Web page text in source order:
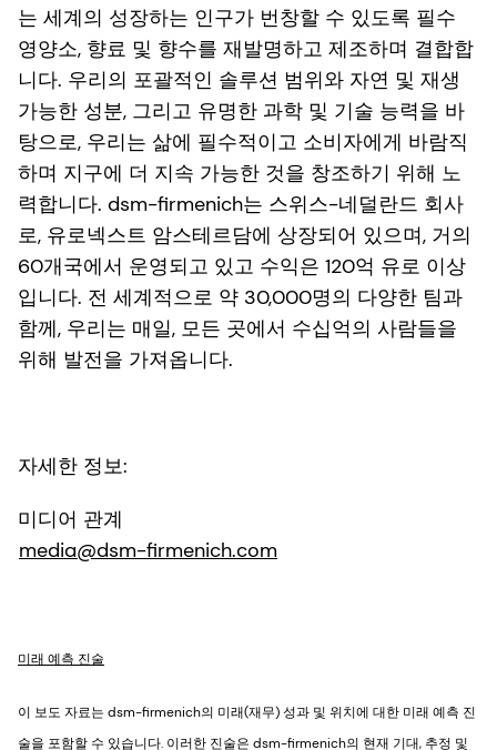
는 세계의 성장하는 인구가 번창할 수 있도록 필수
영양소, 향료 및 향수를 재발명하고 제조하며 결합합
니다. 우리의 포괄적인 솔루션 범위와 자연 및 재생
가능한 성분, 그리고 유명한 과학 및 기술 능력을 바
탕으로, 우리는 삶에 필수적이고 소비자에게 바람직
하며 지구에 더 지속 가능한 것을 창조하기 위해 노
력합니다. dsm-firmenich는 스위스-네덜란드 회사
로, 유로넥스트 암스테르담에 상장되어 있으며, 거의
60개국에서 운영되고 있고 수익은 120억 유로 이상
입니다. 전 세계적으로 약 30,000명의 다양한 팀과
함께, 우리는 매일, 모든 곳에서 수십억의 사람들을
위해 발전을 가져옵니다.
자세한 정보:
미디어 관계
media@dsm-firmenich.com
미래 예측 진술
이 보도 자료는 dsm-firmenich의 미래(재무) 성과 및 위치에 대한 미래 예측 진
술을 포함할 수 있습니다. 이러한 진술은 dsm-firmenich의 현재 기대, 추정 및